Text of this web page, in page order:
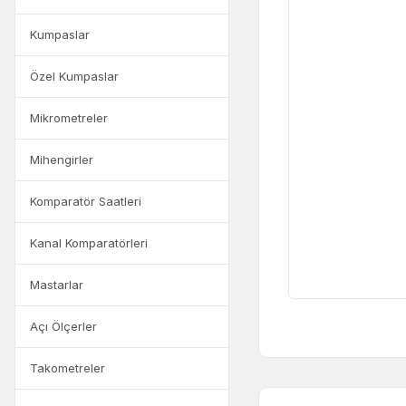
Kumpaslar
Özel Kumpaslar
Mikrometreler
Mihengirler
Komparatör Saatleri
Kanal Komparatörleri
Mastarlar
Açı Ölçerler
Takometreler